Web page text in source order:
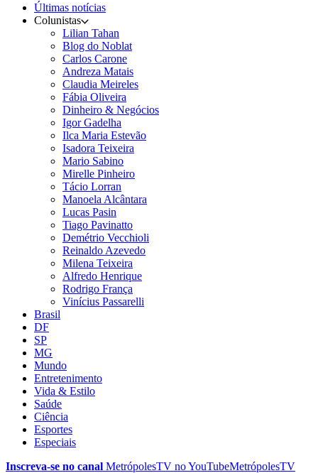
Últimas notícias
Colunistas
Lilian Tahan
Blog do Noblat
Carlos Carone
Andreza Matais
Claudia Meireles
Fábia Oliveira
Dinheiro & Negócios
Igor Gadelha
Ilca Maria Estevão
Isadora Teixeira
Mario Sabino
Mirelle Pinheiro
Tácio Lorran
Manoela Alcântara
Lucas Pasin
Tiago Pavinatto
Demétrio Vecchioli
Reinaldo Azevedo
Milena Teixeira
Alfredo Henrique
Rodrigo França
Vinícius Passarelli
Brasil
DF
SP
MG
Mundo
Entretenimento
Vida & Estilo
Saúde
Ciência
Esportes
Especiais
Inscreva-se no canal MetrópolesTV noYouTubeMetrópolesTV